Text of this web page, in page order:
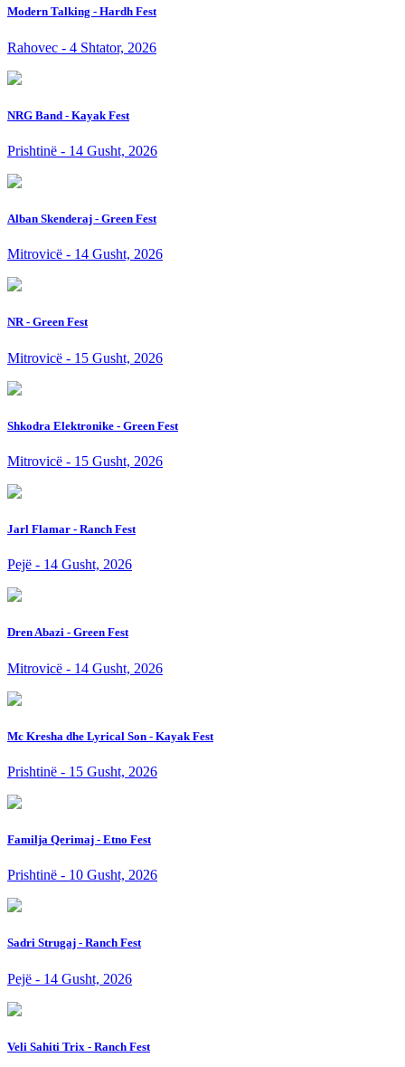
Modern Talking - Hardh Fest
Rahovec - 4 Shtator, 2026
NRG Band - Kayak Fest
Prishtinë - 14 Gusht, 2026
Alban Skenderaj - Green Fest
Mitrovicë - 14 Gusht, 2026
NR - Green Fest
Mitrovicë - 15 Gusht, 2026
Shkodra Elektronike - Green Fest
Mitrovicë - 15 Gusht, 2026
Jarl Flamar - Ranch Fest
Pejë - 14 Gusht, 2026
Dren Abazi - Green Fest
Mitrovicë - 14 Gusht, 2026
Mc Kresha dhe Lyrical Son - Kayak Fest
Prishtinë - 15 Gusht, 2026
Familja Qerimaj - Etno Fest
Prishtinë - 10 Gusht, 2026
Sadri Strugaj - Ranch Fest
Pejë - 14 Gusht, 2026
Veli Sahiti Trix - Ranch Fest